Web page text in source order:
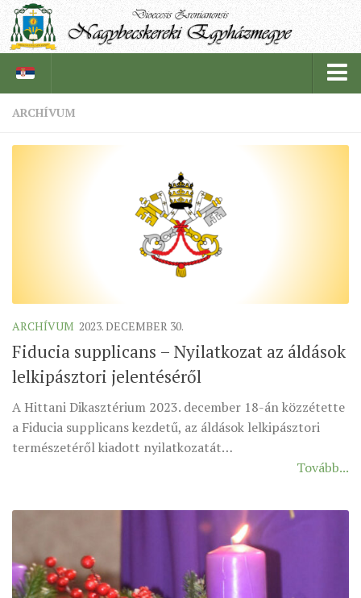
EGYHÁZI INTÉZMÉNYEINK
EGYHÁZMEGYEI LEVÉLTÁR
SZERZETESRENDEK
IN MEMORIAM
PLÉBÁNIÁK
ÉSZAKI ESPERESSÉG
KÖZPONTI ESPERESSÉG
DÉLI ESPERESSÉG
ORGANIGRAMMA
PÜSPÖKI DEKRÉTUM
ARCHÍVUM
ARCHÍVUM 2023. DECEMBER 30.
Fiducia supplicans – Nyilatkozat az áldások
lelkipásztori jelentéséről
A Hittani Dikasztérium 2023. december 18-án közzétette
a Fiducia supplicans kezdetű, az áldások lelkipásztori
természetéről kiadott nyilatkozatát…
Tovább...